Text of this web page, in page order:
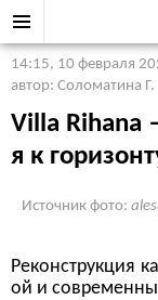
14:15, 10 февраля
автор: Соломатина Г.
Villa Rihana
я к
Источник фото:
Реконструкция
ой и